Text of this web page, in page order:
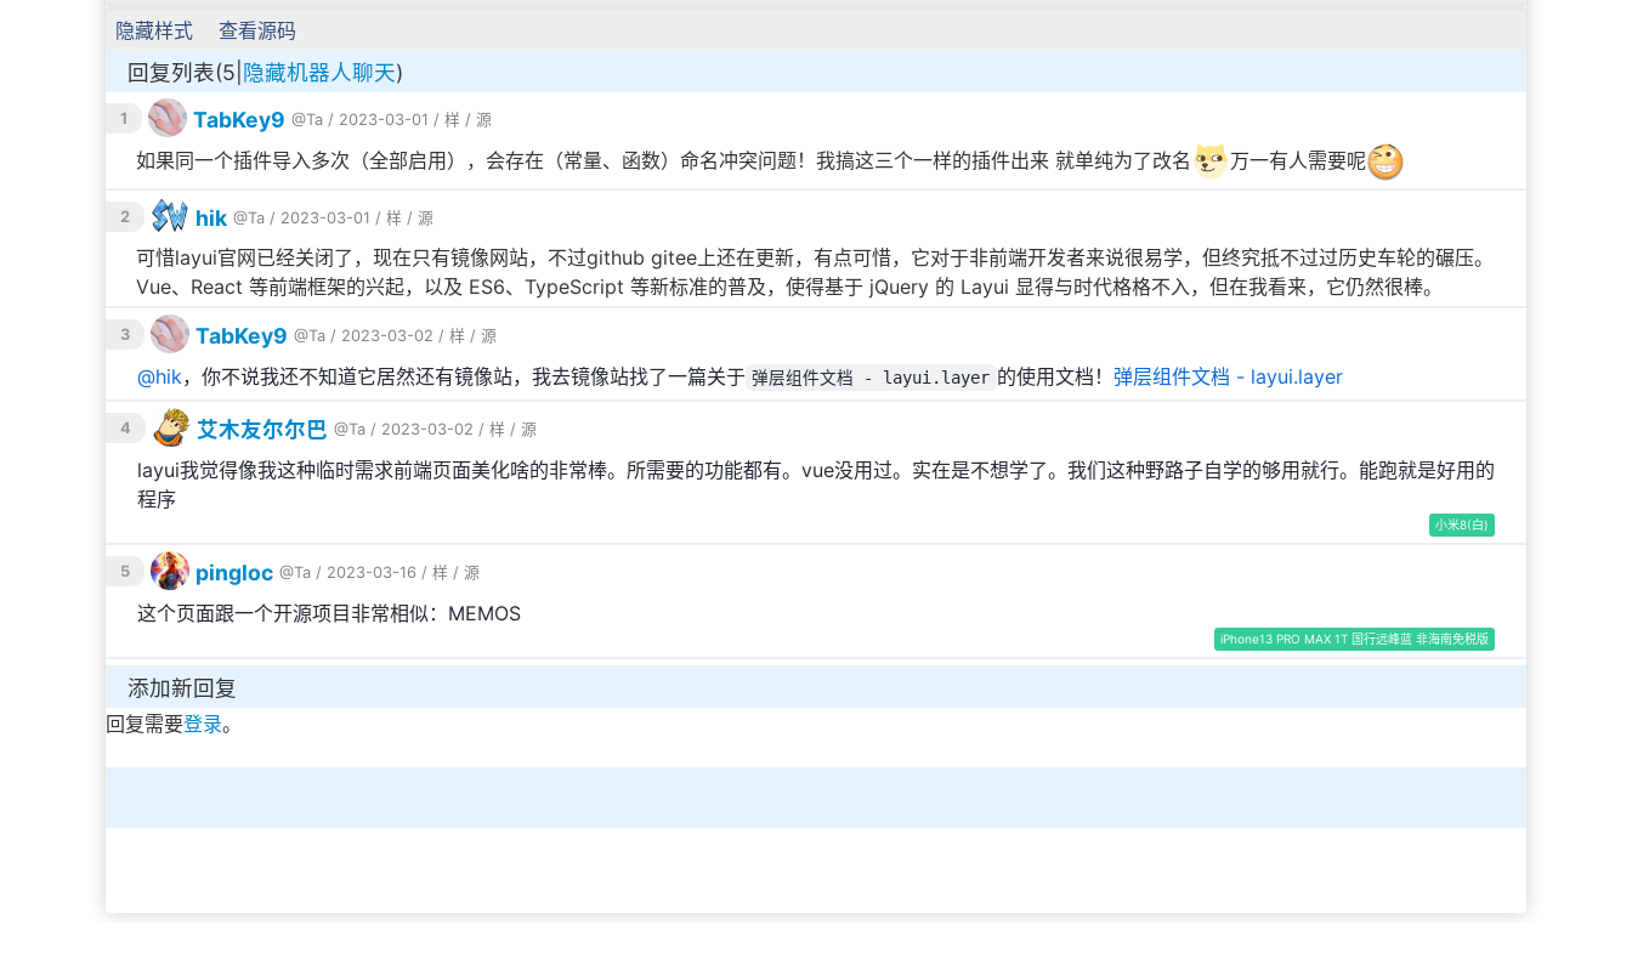
隐藏样式 查看源码
回复列表(5| 隐藏机器人聊天)
1 TabKey9 @Ta / 2023-03-01 / 样 / 源
如果同一个插件导入多次（全部启用），会存在（常量、函数）命名冲突问题！我搞这三个一样的插件出来 就单纯为了改名 万一有人需要呢
2 hik @Ta / 2023-03-01 / 样 / 源
可惜layui官网已经关闭了，现在只有镜像网站，不过github gitee上还在更新，有点可惜，它对于非前端开发者来说很易学，但终究抵不过过历史车轮的碾压。
Vue、React 等前端框架的兴起，以及 ES6、TypeScript 等新标准的普及，使得基于 jQuery 的 Layui 显得与时代格格不入，但在我看来，它仍然很棒。
3 TabKey9 @Ta / 2023-03-02 / 样 / 源
@hik，你不说我还不知道它居然还有镜像站，我去镜像站找了一篇关于 弹层组件文档 - layui.layer 的使用文档！ 弹层组件文档 - layui.layer
4 艾木友尔尔巴 @Ta / 2023-03-02 / 样 / 源
layui我觉得像我这种临时需求前端页面美化啥的非常棒。所需要的功能都有。vue没用过。实在是不想学了。我们这种野路子自学的够用就行。能跑就是好用的
程序
小米8(白)
5 pingloc @Ta / 2023-03-16 / 样 / 源
这个页面跟一个开源项目非常相似：MEMOS
iPhone13 PRO MAX 1T 国行远峰蓝 非海南免税版
添加新回复
回复需要登录。